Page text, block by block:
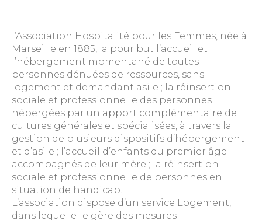
l’Association Hospitalité pour les Femmes, née à
Marseille en 1885, a pour but l’accueil et
l’hébergement momentané de toutes
personnes dénuées de ressources, sans
logement et demandant asile ; la réinsertion
sociale et professionnelle des personnes
hébergées par un apport complémentaire de
cultures générales et spécialisées, à travers la
gestion de plusieurs dispositifs d’hébergement
et d’asile ; l’accueil d’enfants du premier âge
accompagnés de leur mère ; la réinsertion
sociale et professionnelle de personnes en
situation de handicap.
L’association dispose d’un service Logement,
dans lequel elle gère des mesures